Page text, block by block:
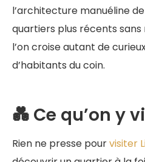
l’architecture manuéline
quartiers plus récents
l’on croise autant de
d’habitants du coin.
💑 Ce qu’on y
Rien ne presse pourvisiter